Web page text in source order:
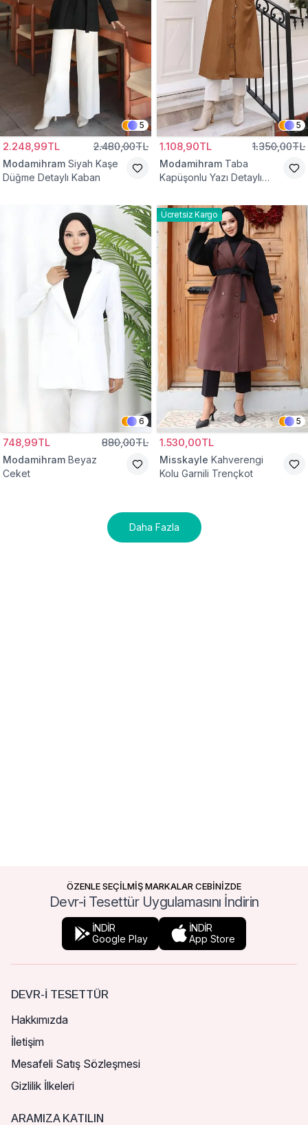
5
2.248,99TL 2.480,00TL
Modamihram Siyah Kaşe
Düğme Detaylı Kaban
5
1.108,90TL 1.350,00TL
Modamihram Taba
Kapüşonlu Yazı Detaylı
6
748,99TL 880,00TL
Modamihram Beyaz
Ceket
Ücretsiz Kargo
5
1.530,00TL
Misskayle Kahverengi
Kolu Garnili Trençkot
Daha Fazla
ÖZENLE SEÇİLMİŞ MARKALAR CEBİNİZDE
Devr-i Tesettür Uygulamasını İndirin
İNDİR
Google Play
İNDİR
App Store
DEVR-I TESETTÜR
Hakkımızda
İletişim
Mesafeli Satış Sözleşmesi
Gizlilik İlkeleri
ARAMIZA KATILIN